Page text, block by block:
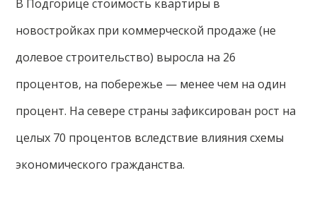
В Подгорице стоимость квартиры в
новостройках при коммерческой продаже (не
долевое строительство) выросла на 26
процентов, на побережье — менее чем на один
процент. На севере страны зафиксирован рост на
целых 70 процентов вследствие влияния схемы
экономического гражданства.